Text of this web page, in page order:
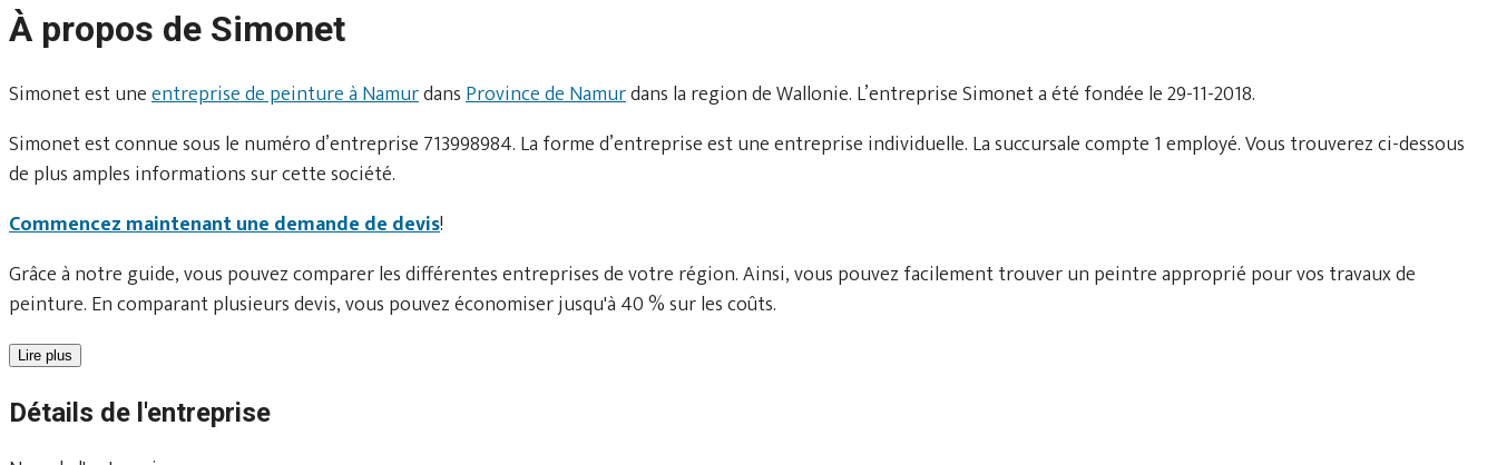
À propos de Simonet
Simonet est uneentreprise de peinture à NamurdansProvince de Namurdans la region de Wallonie. L’entreprise Simonet a été fondée le 29-11-2018.
Simonet est connue sous le numéro d’entreprise 713998984. La forme d’entreprise est une entreprise individuelle. La succursale compte 1 employé. Vous trouverez ci-dessous
de plus amples informations sur cette société.
Commencez maintenant une demande de devis!
Grâce à notre guide, vous pouvez comparer les différentes entreprises de votre région. Ainsi, vous pouvez facilement trouver un peintre approprié pour vos travaux de
peinture. En comparant plusieurs devis, vous pouvez économiser jusqu'à 40 % sur les coûts.
Lire plus
Détails de l'entreprise